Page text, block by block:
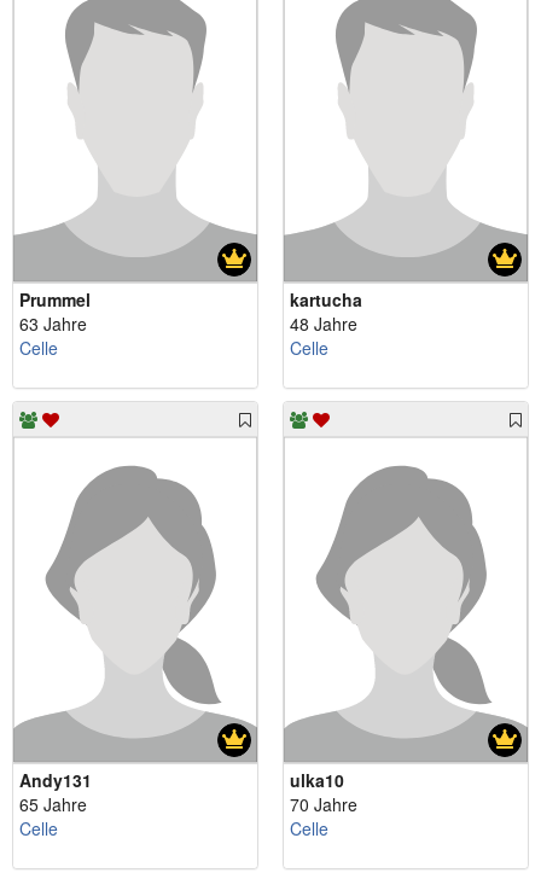
Prummel
63 Jahre
Celle
kartucha
48 Jahre
Celle
Andy131
65 Jahre
Celle
ulka10
70 Jahre
Celle